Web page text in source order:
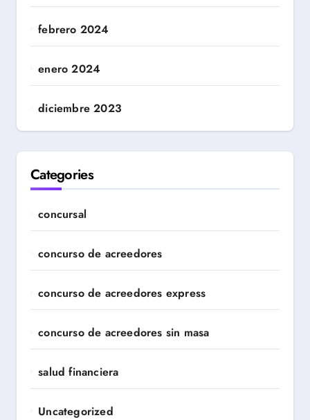
febrero 2024
enero 2024
diciembre 2023
Categories
concursal
concurso de acreedores
concurso de acreedores express
concurso de acreedores sin masa
salud financiera
Uncategorized